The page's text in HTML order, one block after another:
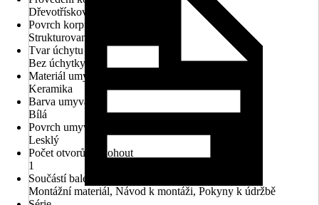
Dřevotřísková deska
Povrch korpusu
Strukturované
Tvar úchytu
Bez úchytky
Materiál umyvadla
Keramika
Barva umyvadla
Bílá
Povrch umyvadla
Lesklý
Počet otvorů na kohout
1
Součástí balení
Montážní materiál, Návod k montáži, Pokyny k údržbě